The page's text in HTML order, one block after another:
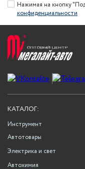
Нажимая на кнопку
конфиденциальности
КАТАЛОГ:
Инструмент
Автотовары
Электрика и свет
Автохимия